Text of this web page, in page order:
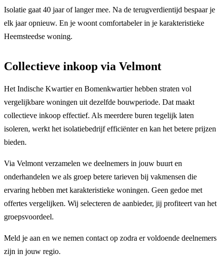
Isolatie gaat 40 jaar of langer mee. Na de terugverdientijd bespaar je
elk jaar opnieuw. En je woont comfortabeler in je karakteristieke
Heemsteedse woning.
Collectieve inkoop via Velmont
Het Indische Kwartier en Bomenkwartier hebben straten vol
vergelijkbare woningen uit dezelfde bouwperiode. Dat maakt
collectieve inkoop effectief. Als meerdere buren tegelijk laten
isoleren, werkt het isolatiebedrijf efficiënter en kan het betere prijzen
bieden.
Via Velmont verzamelen we deelnemers in jouw buurt en
onderhandelen we als groep betere tarieven bij vakmensen die
ervaring hebben met karakteristieke woningen. Geen gedoe met
offertes vergelijken. Wij selecteren de aanbieder, jij profiteert van het
groepsvoordeel.
Meld je aan en we nemen contact op zodra er voldoende deelnemers
zijn in jouw regio.